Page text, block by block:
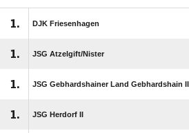
1. DJK Friesenhagen
1. JSG Atzelgift/​Nister
1. JSG Gebhardshainer Land Gebhardshain II
1. JSG Herdorf II